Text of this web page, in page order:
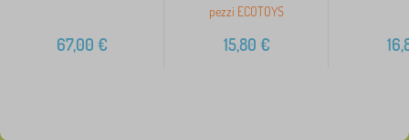
67,00 €
pezzi ECOTOYS
15,80 €